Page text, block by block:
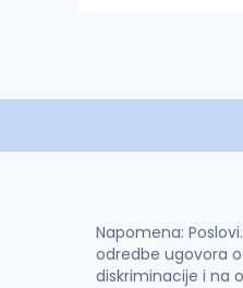
Napomena:
odredbe ugovora
diskriminacije i na